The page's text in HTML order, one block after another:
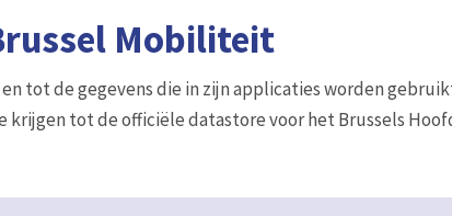
Mobiliteit
tot de gegevens die in zijn applicaties worden
krijgen tot de officiële datastore voor het Brussels